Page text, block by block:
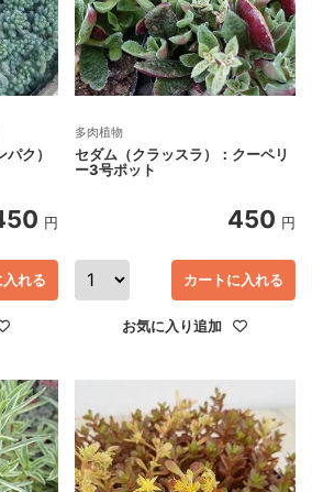
ク）
円
れる
多肉植物
セダム（クラッスラ）：クーペリ
ー3号ポット
450 円
お気に入り追加
カートに入れる